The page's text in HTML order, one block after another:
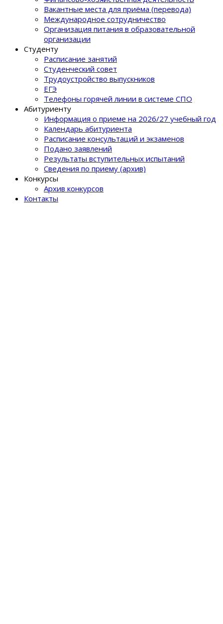
Вакантные места для приёма (перевода)
Международное сотрудничество
Организация питания в образовательной
организации
Студенту
Расписание занятий
Студенческий совет
Трудоустройство выпускников
ЕГЭ
Телефоны горячей линии в системе СПО
Абитуриенту
Информация о приеме на 2026/27 учебный год
Календарь абитуриента
Расписание консультаций и экзаменов
Подано заявлений
Результаты вступительных испытаний
Сведения по приему (архив)
Конкурсы
Архив конкурсов
Контакты